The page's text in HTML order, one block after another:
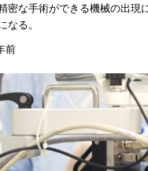
密な手術ができる機械の出現
なる。
前